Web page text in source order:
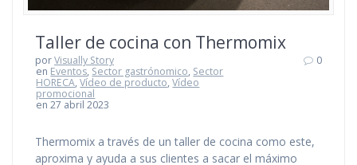
Taller de cocina con Thermomix
porVisually Story
en Eventos, Sector gastrónomico, Sector
HORECA,Vídeo de producto,Vídeo
promocional
en 27 abril 2023
0
Thermomix a través de un taller de cocina como este,
aproxima y ayuda a sus clientes a sacar el máximo